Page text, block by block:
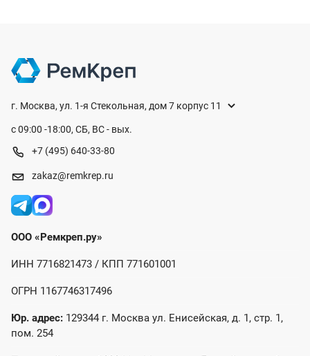
г. Москва, ул. 1-я Стекольная, дом 7 корпус 11
с 09:00 -18:00, СБ, ВС - вых.
+7 (495) 640-33-80
zakaz@remkrep.ru
ООО «Ремкреп.ру»
ИНН 7716821473 / КПП 771601001
ОГРН 1167746317496
Юр. адрес: 129344 г. Москва ул. Енисейская, д. 1, стр. 1,
пом. 254